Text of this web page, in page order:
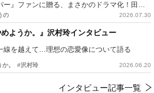
『侍タイムスリッパー』ファンに贈る、まさかのドラマ化！田村ツトム×沙倉ゆうのが語る『心配無用ノ介』撮影秘話
の 2026.07.30
めようか。』沢村玲インタビュー
線を越えて…理想の恋愛像について語る
。 #沢村玲 2026.06.20
インタビュー記事一覧